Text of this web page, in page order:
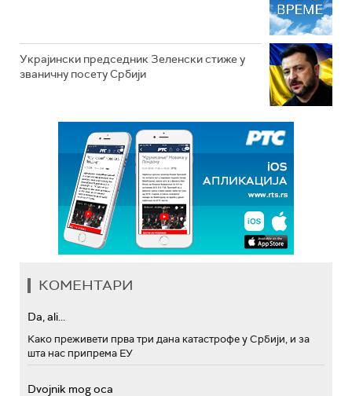
Украјински председник Зеленски стиже у
званичну посету Србији
КОМЕНТАРИ
Da, ali...
Како преживети прва три дана катастрофе у Србији, и за
шта нас припрема ЕУ
Dvojnik mog oca